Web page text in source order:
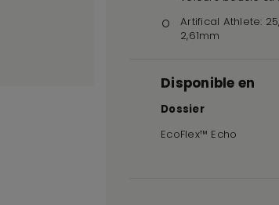
Artifical Athlete:
2,61mm
Disponible en
Dossier
EcoFlex™ Echo